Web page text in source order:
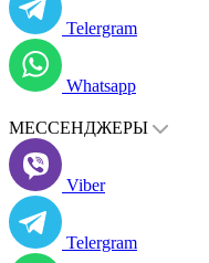
Telergram
Whatsapp
МЕССЕНДЖЕРЫ
Viber
Telergram